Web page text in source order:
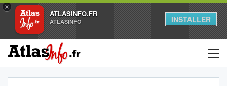
×
ATLASINFO.FR
ATLASINFO INSTALLER